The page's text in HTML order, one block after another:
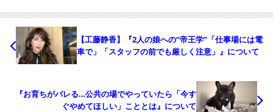
【工藤静香】『2人の娘への“帝王学”「仕事場には電
車で」「スタッフの前でも厳しく注意」』について
『お育ちがバレる…公共の場でやっていたら「今す
ぐやめてほしい」こととは』について